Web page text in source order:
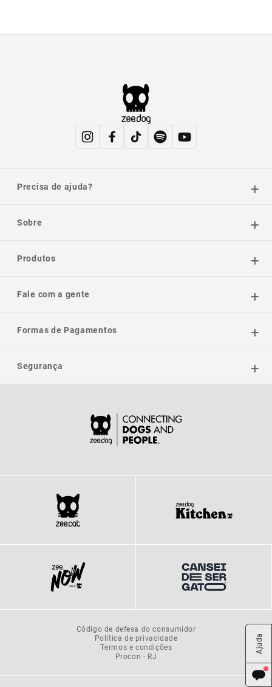
Precisa de ajuda?
Sobre
Produtos
Fale com a gente
Formas de Pagamentos
Segurança
Código de defesa do consumidor
Política de privacidade
Termos e condições
Procon - RJ
Ajuda